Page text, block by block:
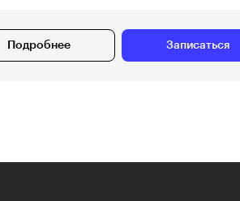
Подробнее Записаться